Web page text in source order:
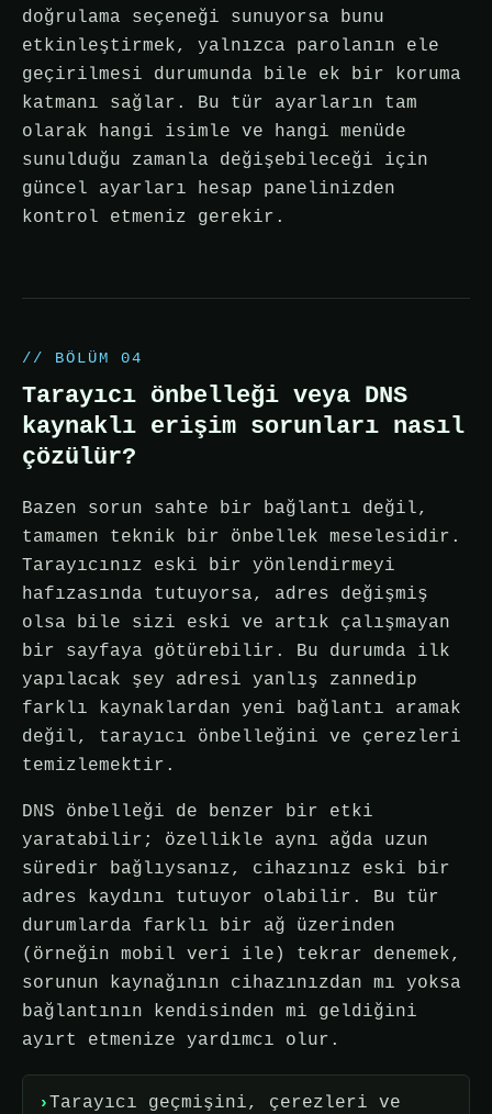
doğrulama seçeneği sunuyorsa bunu
etkinleştirmek, yalnızca parolanın ele
geçirilmesi durumunda bile ek bir koruma
katmanı sağlar. Bu tür ayarların tam
olarak hangi isimle ve hangi menüde
sunulduğu zamanla değişebileceği için
güncel ayarları hesap panelinizden
kontrol etmeniz gerekir.
// BÖLÜM 04
Tarayıcı önbelleği veya DNS
kaynaklı erişim sorunları nasıl
çözülür?
Bazen sorun sahte bir bağlantı değil,
tamamen teknik bir önbellek meselesidir.
Tarayıcınız eski bir yönlendirmeyi
hafızasında tutuyorsa, adres değişmiş
olsa bile sizi eski ve artık çalışmayan
bir sayfaya götürebilir. Bu durumda ilk
yapılacak şey adresi yanlış zannedip
farklı kaynaklardan yeni bağlantı aramak
değil, tarayıcı önbelleğini ve çerezleri
temizlemektir.
DNS önbelleği de benzer bir etki
yaratabilir; özellikle aynı ağda uzun
süredir bağlıysanız, cihazınız eski bir
adres kaydını tutuyor olabilir. Bu tür
durumlarda farklı bir ağ üzerinden
(örneğin mobil veri ile) tekrar denemek,
sorunun kaynağının cihazınızdan mı yoksa
bağlantının kendisinden mi geldiğini
ayırt etmenize yardımcı olur.
Tarayıcı geçmişini, çerezleri ve